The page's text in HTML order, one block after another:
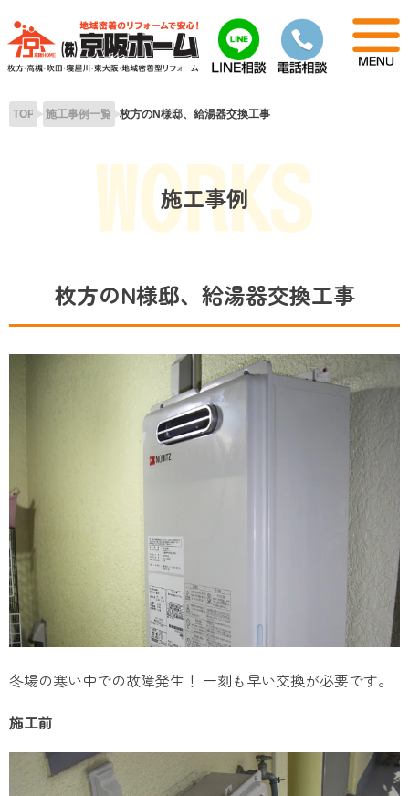
content
TOP 施工事例一覧 枚方のN様邸、給湯器交換工事
施工事例
枚方のN様邸、給湯器交換工事
冬場の寒い中での故障発生！ 一刻も早い交換が必要です。
施工前